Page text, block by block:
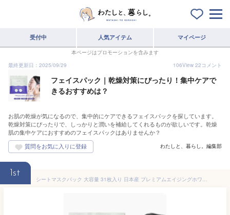
受付中 人気アイテム マイページ
本ページはプロモーションを含みます
最終更新日：2025/09/29
106View 22コメント
フェイスパック｜乾燥対策にぴったり！集中ケアで
きるおすすめは？
お肌の乾燥が気になるので、集中的にケアできるフェイスパックを探しています。
乾燥対策にぴったりで、しっかりと潤いを補給してくれるものが欲しいです。乾燥
肌の集中ケアにおすすめのフェイスパックはありませんか？
わたしと、暮らし。編集部
1st
シートマスクパック 大容量 31枚入り 日本産 プレミアムエイジングホワイトマスク フェイスパック フェイスマスク 乾燥対策 紫外線対策 古い角質や毛穴の汚れに JL-CUPIMSK31